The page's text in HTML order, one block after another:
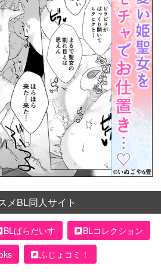
メBL同人サイト
BLぱらだいす
BLコレクション
ふじょコミ！